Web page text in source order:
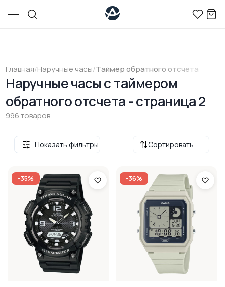
Главная/Наручные часы/Tаймер обратного отсчета
Наручные часы с таймером
обратного отсчета - страница 2
996 товаров
Сортировать
Показать фильтры
-35% -36%